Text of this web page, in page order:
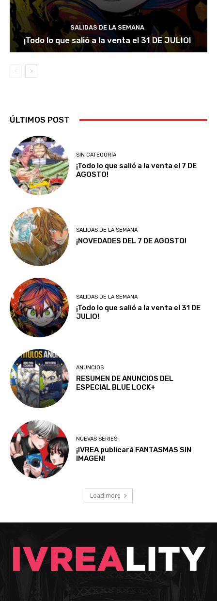
SALIDAS DE LA SEMANA
¡Todo lo que salió a la venta el 31 DE JULIO!
ÚLTIMOS POST
SIN CATEGORÍA
¡Todo lo que salió a la venta el 7 DE
AGOSTO!
SALIDAS DE LA SEMANA
¡NOVEDADES DEL 7 DE AGOSTO!
SALIDAS DE LA SEMANA
¡Todo lo que salió a la venta el 31 DE
JULIO!
ANUNCIOS
RESUMEN DE ANUNCIOS DEL
ESPECIAL BLUE LOCK+
NUEVAS SERIES
¡IVREA publicará FANTASMAS SIN
IMAGEN!
Load more